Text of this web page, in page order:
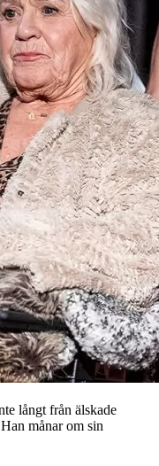
långt från älskade
månar om sin